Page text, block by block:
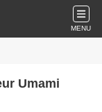
MENU
Umami